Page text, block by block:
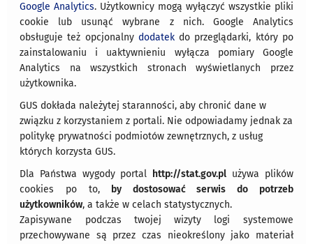
Google Analytics. Użytkownicy mogą wyłączyć wszystkie pliki
cookie lub usunąć wybrane z nich. Google Analytics
obsługuje też opcjonalny dodatekdo przeglądarki, który po
zainstalowaniu i uaktywnieniu wyłącza pomiary Google
Analytics na wszystkich stronach wyświetlanych przez
użytkownika.
GUS dokłada należytej staranności, aby chronić dane w
związku z korzystaniem z portali. Nie odpowiadamy jednak za
politykę prywatności podmiotów zewnętrznych, z usług
których korzysta GUS.
Dla Państwa wygody portal http://stat.gov.pl używa plików
cookies po to, by dostosować serwis do potrzeb
użytkowników, a także w celach statystycznych.
Zapisywane podczas twojej wizyty logi systemowe
przechowywane są przez czas nieokreślony jako materiał